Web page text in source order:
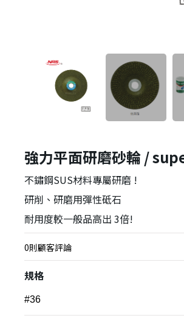
強力平面研磨砂輪 /
不鏽鋼SUS材料專屬研磨 !
研削、研磨用彈性砥石
耐用度較一般品高出 3倍!
0則顧客評論
規格